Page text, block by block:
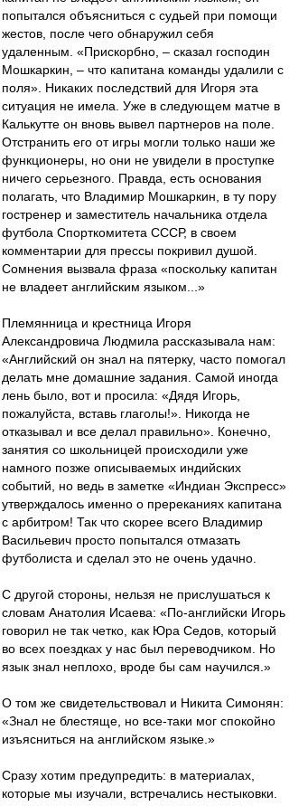
попытался объясниться с судьей при помощи
жестов, после чего обнаружил себя
удаленным. «Прискорбно, – сказал господин
Мошкаркин, – что капитана команды удалили с
поля». Никаких последствий для Игоря эта
ситуация не имела. Уже в следующем матче в
Калькутте он вновь вывел партнеров на поле.
Отстранить его от игры могли только наши же
функционеры, но они не увидели в проступке
ничего серьезного. Правда, есть основания
полагать, что Владимир Мошкаркин, в ту пору
гостренер и заместитель начальника отдела
футбола Спорткомитета СССР, в своем
комментарии для прессы покривил душой.
Сомнения вызвала фраза «поскольку капитан
не владеет английским языком...»
Племянница и крестница Игоря
Александровича Людмила рассказывала нам:
«Английский он знал на пятерку, часто помогал
делать мне домашние задания. Самой иногда
лень было, вот и просила: «Дядя Игорь,
пожалуйста, вставь глаголы!». Никогда не
отказывал и все делал правильно». Конечно,
занятия со школьницей происходили уже
намного позже описываемых индийских
событий, но ведь в заметке «Индиан Экспресс»
утверждалось именно о пререканиях капитана
с арбитром! Так что скорее всего Владимир
Васильевич просто попытался отмазать
футболиста и сделал это не очень удачно.
С другой стороны, нельзя не прислушаться к
словам Анатолия Исаева: «По-английски Игорь
говорил не так четко, как Юра Седов, который
во всех поездках у нас был переводчиком. Но
язык знал неплохо, вроде бы сам научился.»
О том же свидетельствовал и Никита Симонян:
«Знал не блестяще, но все-таки мог спокойно
изъясниться на английском языке.»
Сразу хотим предупредить: в материалах,
которые мы изучали, встречались нестыковки.